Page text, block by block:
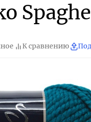
К сравнению